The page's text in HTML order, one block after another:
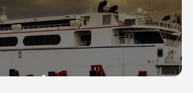
İDO Araç